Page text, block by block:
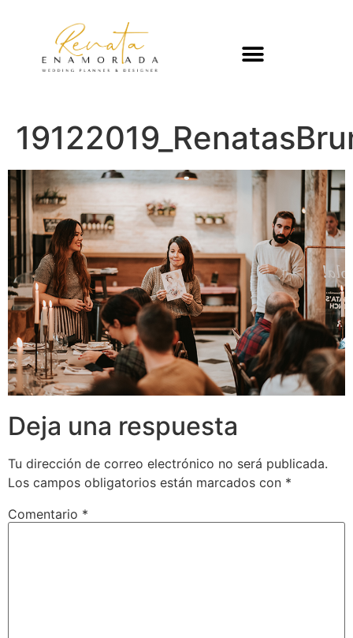
Deja una respuesta
Tu dirección de correo electrónico no será publicada.
Los campos obligatorios están marcados con *
Comentario *